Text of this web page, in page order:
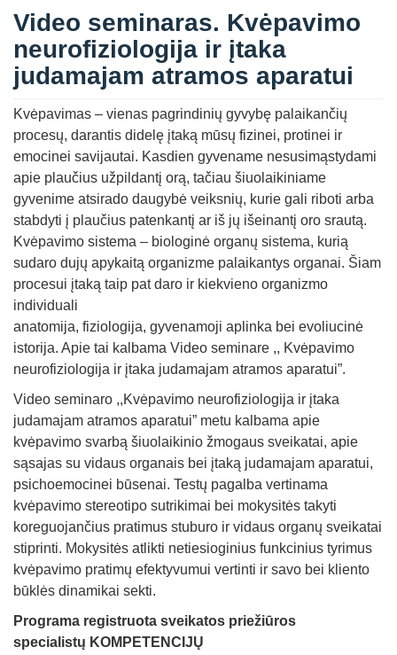
Video seminaras. Kvėpavimo
neurofiziologija ir įtaka
judamajam atramos aparatui
Kvėpavimas – vienas pagrindinių gyvybę palaikančių
procesų, darantis didelę įtaką mūsų fizinei, protinei ir
emocinei savijautai. Kasdien gyvename nesusimąstydami
apie plaučius užpildantį orą, tačiau šiuolaikiniame
gyvenime atsirado daugybė veiksnių, kurie gali riboti arba
stabdyti į plaučius patenkantį ar iš jų išeinantį oro srautą.
Kvėpavimo sistema – biologinė organų sistema, kurią
sudaro dujų apykaitą organizme palaikantys organai. Šiam
procesui įtaką taip pat daro ir kiekvieno organizmo
individuali
anatomija, fiziologija, gyvenamoji aplinka bei evoliucinė
istorija. Apie tai kalbama Video seminare ,, Kvėpavimo
neurofiziologija ir įtaka judamajam atramos aparatui”.
Video seminaro ,,Kvėpavimo neurofiziologija ir įtaka
judamajam atramos aparatui” metu kalbama apie
kvėpavimo svarbą šiuolaikinio žmogaus sveikatai, apie
sąsajas su vidaus organais bei įtaką judamajam aparatui,
psichoemocinei būsenai. Testų pagalba vertinama
kvėpavimo stereotipo sutrikimai bei mokysitės takyti
koreguojančius pratimus stuburo ir vidaus organų sveikatai
stiprinti. Mokysitės atlikti netiesioginius funkcinius tyrimus
kvėpavimo pratimų efektyvumui vertinti ir savo bei kliento
būklės dinamikai sekti.
Programa registruota sveikatos priežiūros
specialistų KOMPETENCIJŲ